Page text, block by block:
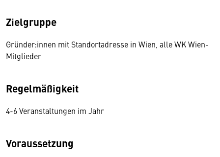
Zielgruppe
Gründer:innen mit Standortadresse in Wien, alle WK Wien-
Mitglieder
Regelmäßigkeit
4-6 Veranstaltungen im Jahr
Voraussetzung